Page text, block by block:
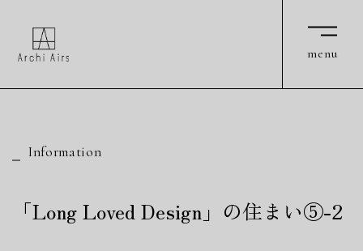
menu
menu
Information
「Long Loved Design」の住まい⑤-2